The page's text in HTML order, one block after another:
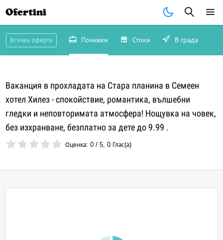
Ofertini
Всички оферти Почивки Стоки В града
Ваканция в прохладата на Стара планина в Семеен
хотел Хилез - спокойствие, романтика, вълшебни
гледки и неповторимата атмосфера! Нощувка на човек,
без изхранване, безплатно за дете до 9.99 .
Оценка:0 /5,0 Глас(а)